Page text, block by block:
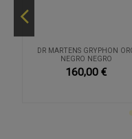
DR MARTENS GRYPHON
NEGRO NEGRO
160,00 €